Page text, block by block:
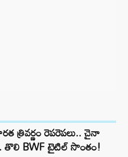
రెపరెపలు.. చైనా
తొలి BWF టైటిల్ సొంతం!